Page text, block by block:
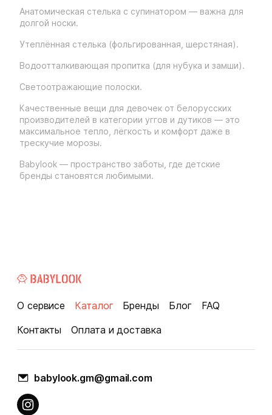
Анатомическая стелька с супинатором — важна для
долгой носки.
Утеплённая стелька (фольгированная, шерстяная).
Водоотталкивающая пропитка (для нубука и замши).
Светоотражающие полоски.
Качественные вещи для девочек от белорусских
производителей в категории уггов и дутиков — это
максимальное тепло, лёгкость и комфорт даже в
трескучие морозы.
Babylook — пространство заботы, где детские
бренды становятся любимыми.
О сервисе Каталог Бренды Блог
FAQ
Контакты
Оплата и доставка
babylook.gm@gmail.com